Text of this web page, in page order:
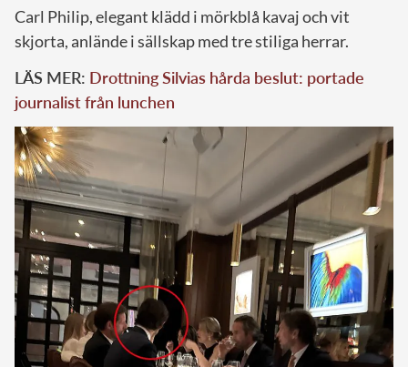
Carl Philip, elegant klädd i mörkblå kavaj och vit
skjorta, anlände i sällskap med tre stiliga herrar.
LÄS MER: Drottning Silvias hårda beslut: portade
journalist från lunchen